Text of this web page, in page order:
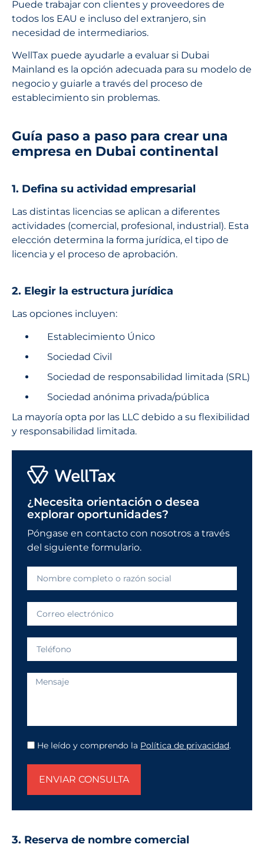
Puede trabajar con clientes y proveedores de
todos los EAU e incluso del extranjero, sin
necesidad de intermediarios.
WellTax puede ayudarle a evaluar si Dubai
Mainland es la opción adecuada para su modelo de
negocio y guiarle a través del proceso de
establecimiento sin problemas.
Guía paso a paso para crear una
empresa en Dubai continental
1. Defina su actividad empresarial
Las distintas licencias se aplican a diferentes
actividades (comercial, profesional, industrial). Esta
elección determina la forma jurídica, el tipo de
licencia y el proceso de aprobación.
2. Elegir la estructura jurídica
Las opciones incluyen:
Establecimiento Único
Sociedad Civil
Sociedad de responsabilidad limitada (SRL)
Sociedad anónima privada/pública
La mayoría opta por las LLC debido a su flexibilidad
y responsabilidad limitada.
¿Necesita orientación o desea
explorar oportunidades?
Póngase en contacto con nosotros a través
del siguiente formulario.
He leído y comprendo la Política de privacidad.
ENVIAR CONSULTA
3. Reserva de nombre comercial